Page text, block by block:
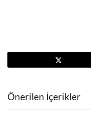
Önerilen İçerikler